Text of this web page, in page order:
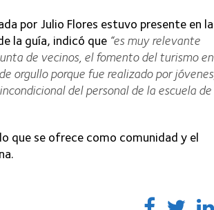
por Julio Flores estuvo presente en la
la guía, indicó que “es muy relevante
de vecinos, el fomento del turismo en
orgullo porque fue realizado por jóvenes,
del personal de la escuela de
que se ofrece como comunidad y el